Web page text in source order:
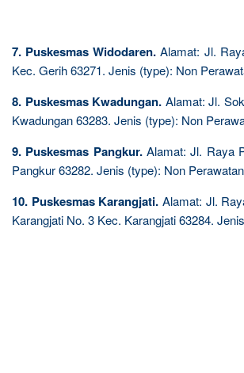
7. Puskesmas Widodaren. Alamat: Jl.
Kec. Gerih 63271. Jenis (type): Non
8. Puskesmas Kwadungan. Alamat: Jl.
Kwadungan 63283. Jenis (type): Non
9. Puskesmas Pangkur.Alamat: Jl. Raya
Pangkur 63282. Jenis (type): Non Perawatan
10. Puskesmas Karangjati. Alamat: Jl.
Karangjati No. 3 Kec. Karangjati 63284.